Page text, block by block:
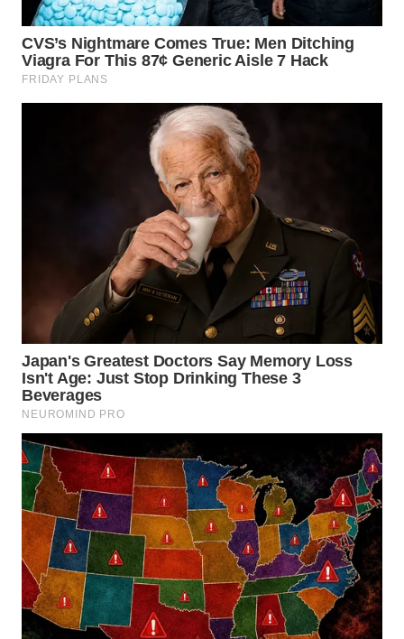
NIAS
WN
LANGKAT
KARO
WN
SIMALUNGUN
LABUHANBATU
WN
TAPANULI
TENGAH
WN DELI
SERDANG